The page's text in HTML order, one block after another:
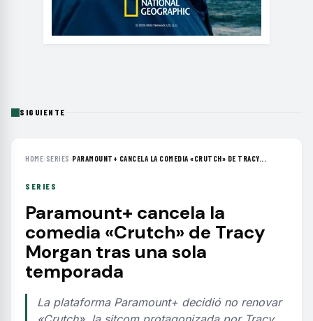
SIGUIENTE
HOME› SERIES ›PARAMOUNT+ CANCELA LA COMEDIA «CRUTCH» DE TRACY...
SERIES
Paramount+ cancela la
comedia «Crutch» de Tracy
Morgan tras una sola
temporada
La plataforma Paramount+ decidió no renovar